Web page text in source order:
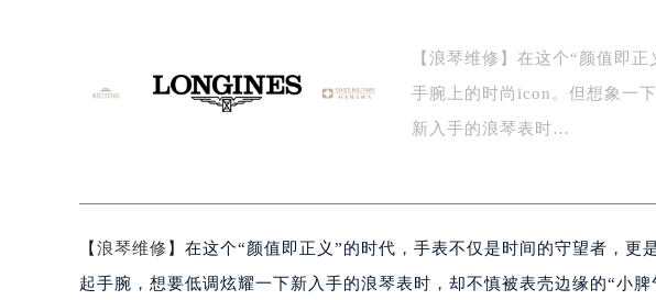
【浪琴维修】在这个“颜值即
手腕上的时尚icon。但想象一
新入手的浪琴表时…
【 浪琴维修 】在这个“颜值即正义”的时代，手表不仅是时间的守望者，
起手腕，想要低调炫耀一下新入手的浪琴表时，却不慎被表壳边缘的“小